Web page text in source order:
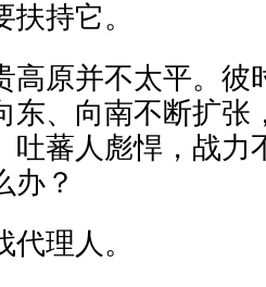
持它。
高原并不太平。彼
东、向南不断扩张
吐蕃人彪悍，战力
办？
理人。